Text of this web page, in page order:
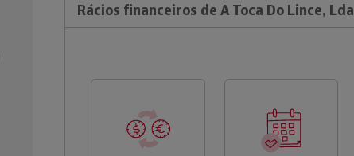
Rácios financeiros de A Toca Do Lince, Lda